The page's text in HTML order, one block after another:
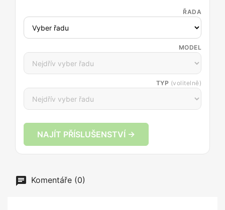
ŘADA
MODEL
TYP (volitelně)
NAJÍT PŘÍSLUŠENSTVÍ →
Komentáře (0)